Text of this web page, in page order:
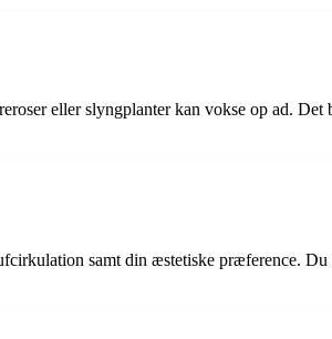
eller slyngplanter kan vokse op ad.
samt din æstetiske præference.